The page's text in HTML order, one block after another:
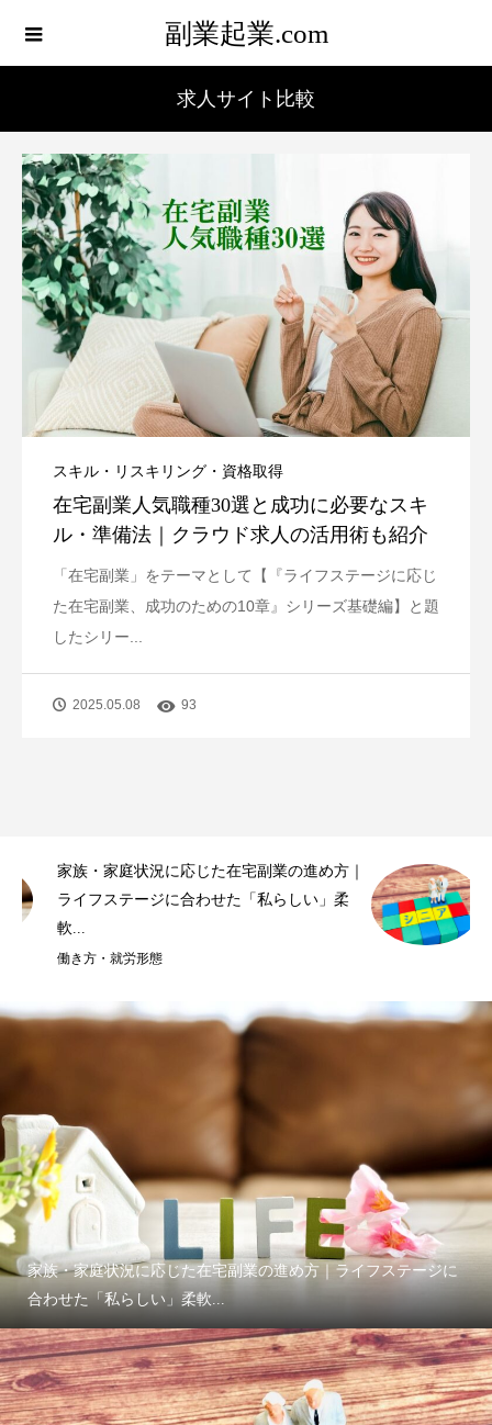
副業起業.com
求人サイト比較
スキル・リスキリング・資格取得
在宅副業人気職種30選と成功に必要なスキ
ル・準備法｜クラウド求人の活用術も紹介
「在宅副業」をテーマとして【『ライフステージに応じ
た在宅副業、成功のための10章』シリーズ基礎編】と題
したシリー...
2025.05.08 93
シニア世代に最適な在宅副業10選｜人生経験
を活かし、無理なく充実したセカンドライ...
家族・家庭状況に応じた在宅副業の進め方｜ライフステージに
合わせた「私らしい」柔軟...